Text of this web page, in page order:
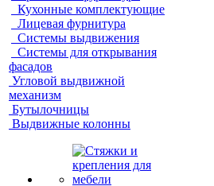
Кухонные комплектующие
Лицевая фурнитура
Системы выдвижения
Системы для открывания
фасадов
Угловой выдвижной
механизм
Бутылочницы
Выдвижные колонны